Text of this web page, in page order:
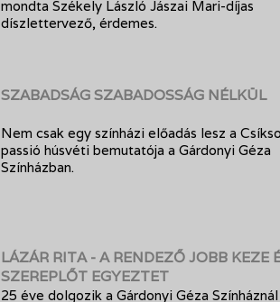
mondta Székely László Jászai Mari-díjas
díszlettervező, érdemes.
SZABADSÁG SZABADOSSÁG NÉLKÜL
Nem csak egy színházi előadás lesz a
passió húsvéti bemutatója a Gárdonyi Géza
Színházban.
LÁZÁR RITA - A RENDEZŐ JOBB KEZE
SZEREPLŐT EGYEZTET
25 éve dolgozik a Gárdonyi Géza